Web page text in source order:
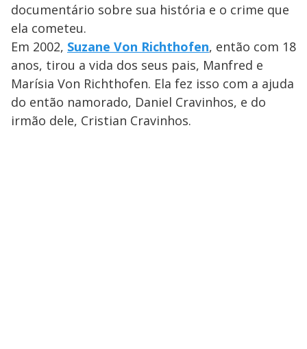
documentário sobre sua história e o crime que
ela cometeu.
Em 2002, Suzane Von Richthofen, então com 18
anos, tirou a vida dos seus pais, Manfred e
Marísia Von Richthofen. Ela fez isso com a ajuda
do então namorado, Daniel Cravinhos, e do
irmão dele, Cristian Cravinhos.